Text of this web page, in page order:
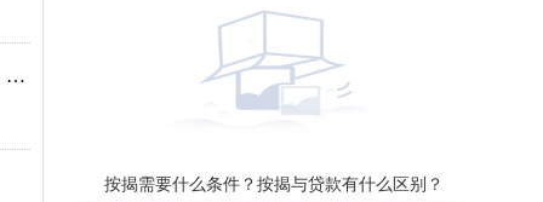
按揭需要什么条件？按揭与贷款有什么区别？